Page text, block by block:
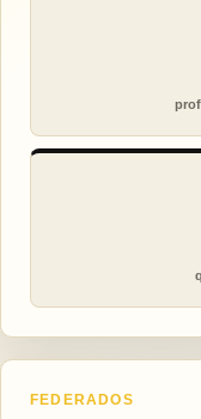
FEDERADOS